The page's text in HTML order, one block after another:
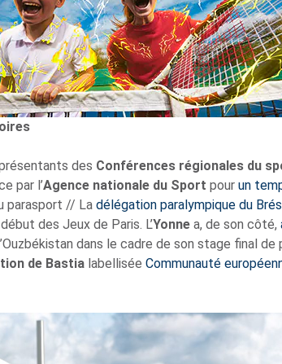
des Conférences régionales du
par l’Agence nationale du Sport pour un
parasport // La délégation paralympique du
des Jeux de Paris. L’Yonne a, de son côté,
dans le cadre de son stage final de
de Bastia labellisée Communauté